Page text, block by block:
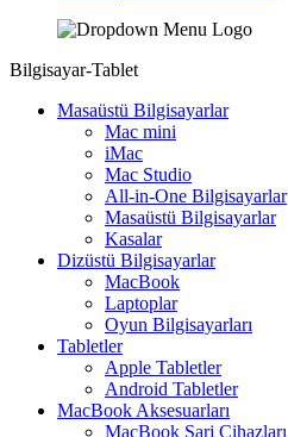
Bilgisayar-Tablet
Masaüstü Bilgisayarlar
Mac mini
iMac
Mac Studio
All-in-One Bilgisayarlar
Masaüstü Bilgisayarlar
Kasalar
Dizüstü Bilgisayarlar
MacBook
Laptoplar
Oyun Bilgisayarları
Tabletler
Apple Tabletler
Android Tabletler
MacBook Aksesuarları
MacBook Şarj Cihazları